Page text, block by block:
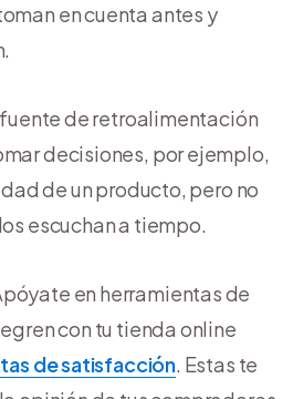
en cuenta antes y
de retroalimentación
decisiones, por ejemplo,
de un producto, pero no
escuchan a tiempo.
en herramientas de
con tu tienda online
de satisfacción. Estas te